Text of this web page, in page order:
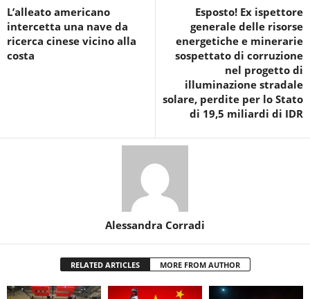
L’alleato americano
intercetta una nave da
ricerca cinese vicino alla
costa
Esposto! Ex ispettore
generale delle risorse
energetiche e minerarie
sospettato di corruzione
nel progetto di
illuminazione stradale
solare, perdite per lo Stato
di 19,5 miliardi di IDR
Alessandra Corradi
RELATED ARTICLES MORE FROM AUTHOR